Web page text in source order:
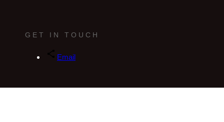
GET IN TOUCH
Email